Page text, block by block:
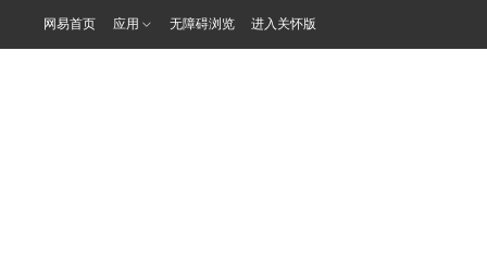
网易首页 应用 无障碍浏览 进入关怀版